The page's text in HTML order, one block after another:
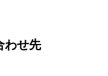
わせ先